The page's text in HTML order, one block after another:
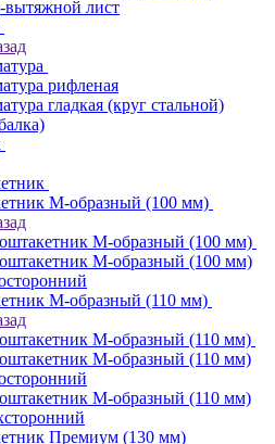
вытяжной лист
рифленая
гладкая (круг стальной)
М-образный (100 мм)
М-образный (100 мм)
М-образный (100 мм)
М-образный (110 мм)
М-образный (110 мм)
М-образный (110 мм)
М-образный (110 мм)
Премиум (130 мм)